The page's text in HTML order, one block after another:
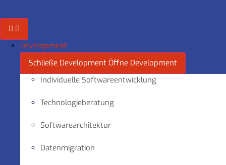
Inhalt
springen
Development
Schließe Development Öffne Development
Individuelle Softwareentwicklung
Technologieberatung
Softwarearchitektur
Datenmigration